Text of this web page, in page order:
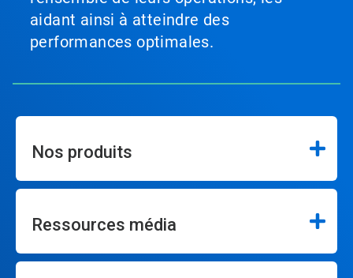
aidant ainsi à atteindre des
performances optimales.
Nos produits
Ressources média